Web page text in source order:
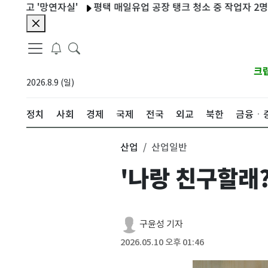
연자실' 평택 매일유업 공장 탱크 청소 중 작업자 2명 사상
2026.8.9 (일)
크
정치 사회 경제 국제 전국 외교 북한 금융ㆍ
산업 산업일반
'나랑 친구할
구윤성 기자
2026.05.10 오후 01:46